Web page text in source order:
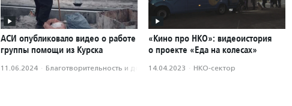
АСИ опубликовало видео о работе
группы помощи из Курска
11.06.2024 · Благотвори­тель­ность и доброволь­чест­во
«Кино про НКО»: видеоистория
о проекте «Еда на колесах»
14.04.2023 · НКО-сектор